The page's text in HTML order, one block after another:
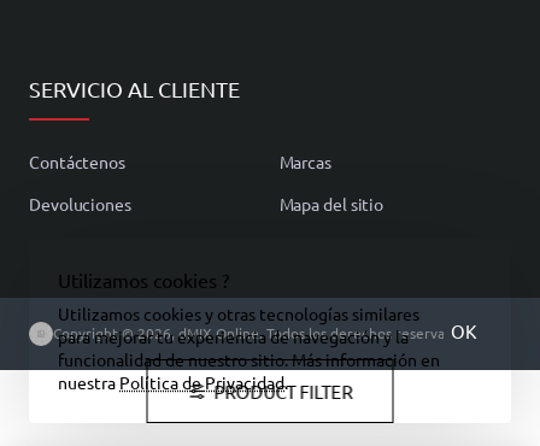
Utilizamos cookies ?
Utilizamos cookies y otras tecnologías similares
para mejorar tu experiencia de navegación y la
funcionalidad de nuestro sitio. Más información en
nuestra Política de Privacidad.
OK
SERVICIO AL CLIENTE
Contáctenos
Devoluciones
Marcas
Mapa del sitio
Copyright © 2026, dMIX Online, Todos los derechos reservados.
PRODUCT FILTER